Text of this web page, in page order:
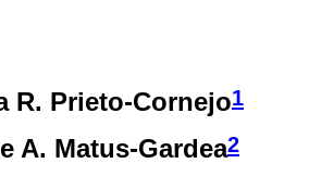
R. Prieto-Cornejo1
A. Matus-Gardea2